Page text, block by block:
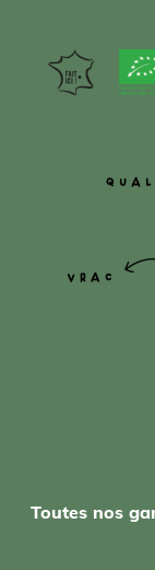
Toutes nos